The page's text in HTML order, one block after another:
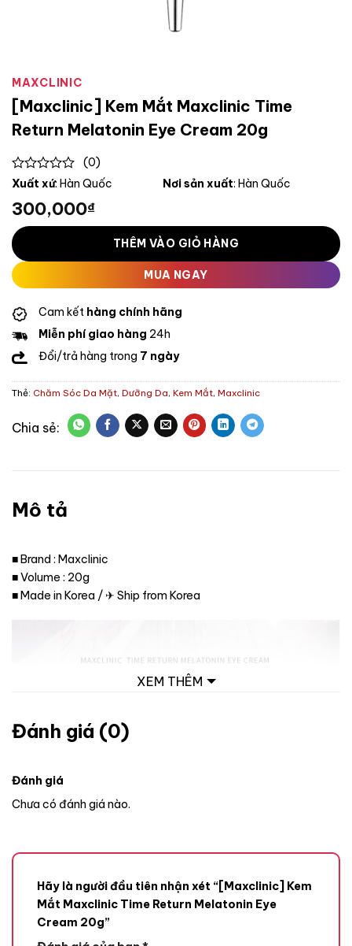
MAXCLINIC
[Maxclinic] Kem Mắt Maxclinic Time
Return Melatonin Eye Cream 20g
0
of
5
(0)
Xuất xứ: Hàn Quốc Nơi sản xuất: Hàn Quốc
300,000₫
THÊM VÀO GIỎ HÀNG
MUA NGAY
Cam kết hàng chính hãng
Miễn phí giao hàng 24h
Đổi/trả hàng trong 7 ngày
Thẻ: Chăm Sóc Da Mặt, Dưỡng Da, Kem Mắt, Maxclinic
Mô tả
■ Brand : Maxclinic
■ Volume : 20g
■ Made in Korea / ✈ Ship from Korea
XEM THÊM
Đánh giá (0)
Đánh giá
Chưa có đánh giá nào.
Hãy là người đầu tiên nhận xét “[Maxclinic] Kem
Mắt Maxclinic Time Return Melatonin Eye
Cream 20g”